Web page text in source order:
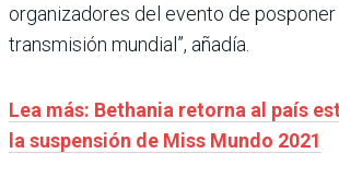
organizadores del evento de posponer
transmisión mundial”, añadía.
Lea más: Bethania retorna al país
la suspensión de Miss Mundo 2021